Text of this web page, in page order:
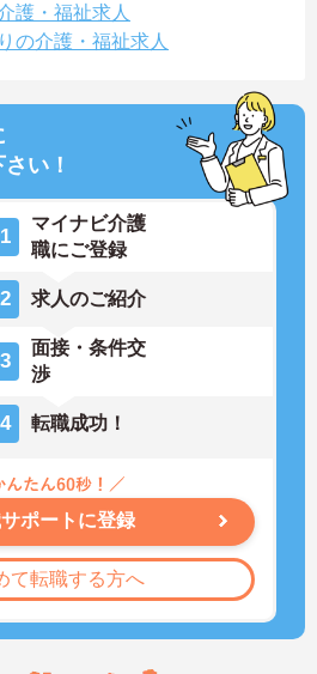
護・福祉求人
の介護・福祉求人
い！
1
マイナビ介護
職にご登録
2 求人のご紹介
3
面接・条件交
渉
4 転職成功！
ポートに登録
て転職する方へ